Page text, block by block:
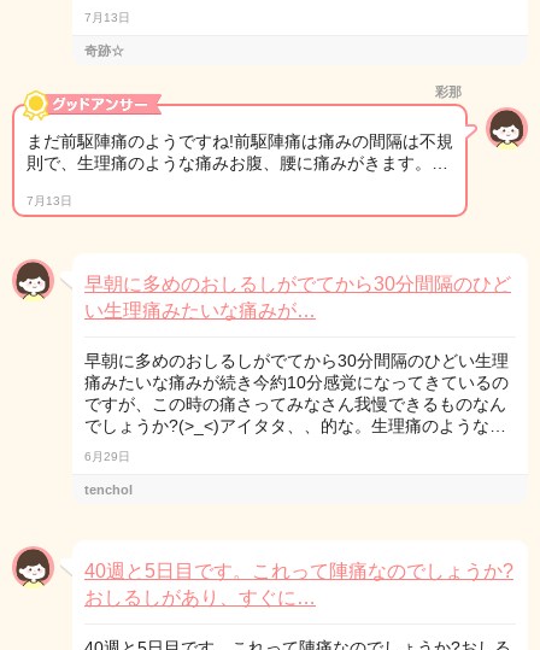
7月13日
奇跡☆
彩那
まだ前駆陣痛のようですね!前駆陣痛は痛みの間隔は不規
則で、生理痛のような痛みお腹、腰に痛みがきます。…
7月13日
早朝に多めのおしるしがでてから30分間隔のひど
い生理痛みたいな痛みが…
早朝に多めのおしるしがでてから30分間隔のひどい生理
痛みたいな痛みが続き今約10分感覚になってきているの
ですが、この時の痛さってみなさん我慢できるものなん
でしょうか?(>_<)アイタタ、、的な。生理痛のような…
6月29日
tenchol
40週と5日目です。これって陣痛なのでしょうか?
おしるしがあり、すぐに…